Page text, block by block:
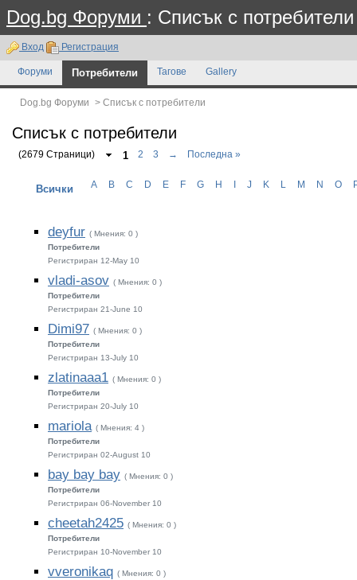
Dog.bg Форуми : Списък с потребители
Вход Регистрация
Форуми Потребители Тагове Gallery
Dog.bg Форуми > Списък с потребители
Списък с потребители
(2679 Страници) 1 2 3 → Последна »
Всички A B C D E F G H J K M N O
deyfur ( Мнения: 0 )
Потребители
Регистриран 12-May 10
vladi-asov ( Мнения: 0 )
Потребители
Регистриран 21-June 10
Dimi97 ( Мнения: 0 )
Потребители
Регистриран 13-July 10
zlatinaaa1 ( Мнения: 0 )
Потребители
Регистриран 20-July 10
mariola ( Мнения: 4 )
Потребители
Регистриран 02-August 10
bay bay bay ( Мнения: 0 )
Потребители
Регистриран 06-November 10
cheetah2425 ( Мнения: 0 )
Потребители
Регистриран 10-November 10
vveronikaq ( Мнения: 0 )